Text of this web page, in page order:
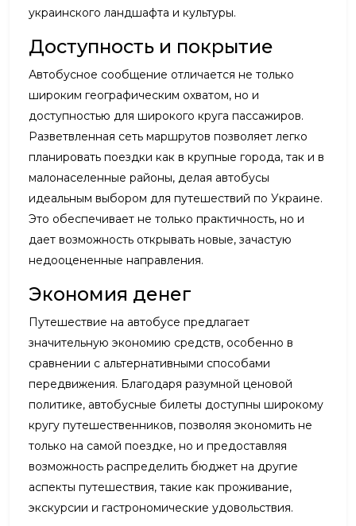
украинского ландшафта и культуры.
Доступность и покрытие
Автобусное сообщение отличается не только
широким географическим охватом, но и
доступностью для широкого круга пассажиров.
Разветвленная сеть маршрутов позволяет легко
планировать поездки как в крупные города, так и в
малонаселенные районы, делая автобусы
идеальным выбором для путешествий по Украине.
Это обеспечивает не только практичность, но и
дает возможность открывать новые, зачастую
недооцененные направления.
Экономия денег
Путешествие на автобусе предлагает
значительную экономию средств, особенно в
сравнении с альтернативными способами
передвижения. Благодаря разумной ценовой
политике, автобусные билеты доступны широкому
кругу путешественников, позволяя экономить не
только на самой поездке, но и предоставляя
возможность распределить бюджет на другие
аспекты путешествия, такие как проживание,
экскурсии и гастрономические удовольствия.